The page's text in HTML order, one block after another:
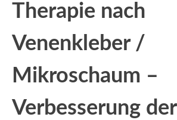
Therapie nach
Venenkleber /
Mikroschaum –
Verbesserung der